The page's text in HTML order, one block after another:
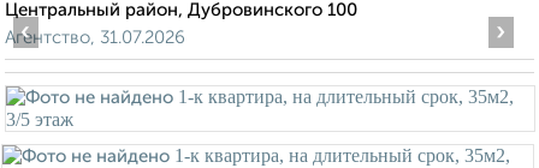
Центральный район, Дубровинского 100
Агентство, 31.07.2026
‹ ›